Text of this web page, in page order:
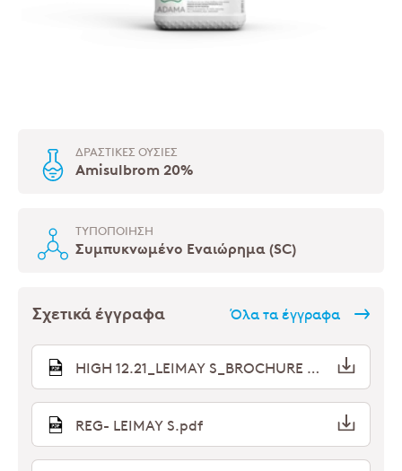
ΔΡΑΣΤΙΚΈΣ ΟΥΣΊΕΣ
Amisulbrom 20%
ΤΥΠΟΠΟΊΗΣΗ
Συμπυκνωμένο Εναιώρημα (SC)
Σχετικά έγγραφα Όλα τα έγγραφα
HIGH 12.21_LEIMAY S_BROCHURE 21x29.5_updated_compressed.pdf
REG- LEIMAY S.pdf